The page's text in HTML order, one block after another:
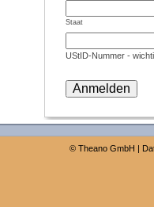
Staat
UStID-Nummer -
© Theano GmbH |